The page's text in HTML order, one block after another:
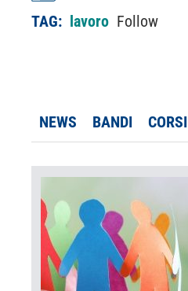
TAG: lavoro Follow
NEWS BANDI CORSI